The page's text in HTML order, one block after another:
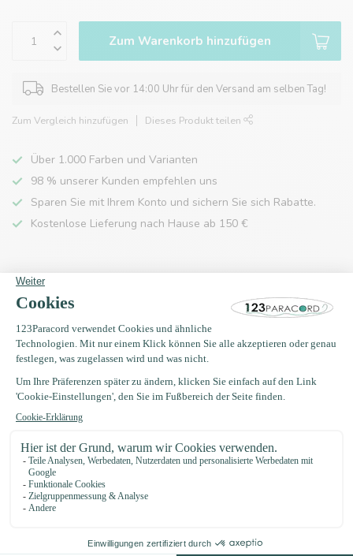
Zum Warenkorb hinzufügen
Bestellen Sie vor 14:00 Uhr für den Versand am selben Tag!
Zum Vergleich hinzufügen Dieses Produkt teilen
Über 1.000 Farben und Varianten
98 % unserer Kunden empfehlen uns
Sparen Sie mit Ihrem Konto und sichern Sie sich Rabatte.
Kostenlose Lieferung nach Hause ab 150 €
Produktbeschreibung
Zuletzt angesehen